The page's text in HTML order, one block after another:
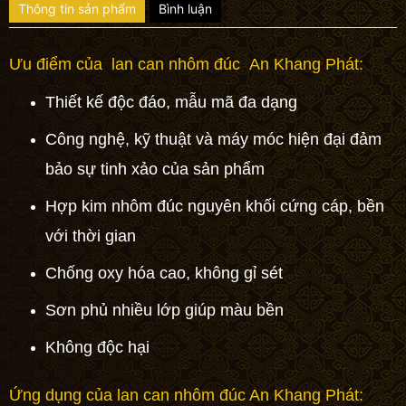
Thông tin sản phẩm Bình luận
Ưu điểm của lan can nhôm đúc An Khang Phát:
Thiết kế độc đáo, mẫu mã đa dạng
Công nghệ, kỹ thuật và máy móc hiện đại đảm
bảo sự tinh xảo của sản phẩm
Hợp kim nhôm đúc nguyên khối cứng cáp, bền
với thời gian
Chống oxy hóa cao, không gỉ sét
Sơn phủ nhiều lớp giúp màu bền
Không độc hại
Ứng dụng của lan can nhôm đúc An Khang Phát: